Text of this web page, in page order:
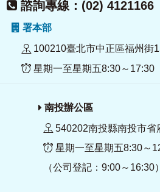
諮詢專線：(02) 4121166
署本部
100210臺北市中正區福州街
星期一至星期五8:30～17:30
南投辦公區
540202南投縣南投市省
星期一至星期五8:30～
（公司登記：9:00～16:30